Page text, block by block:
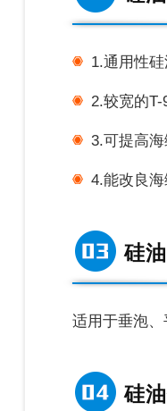
1.通用性
2.较宽的T-
3.可提高
4.能改良
硅
适用于垂泡
硅